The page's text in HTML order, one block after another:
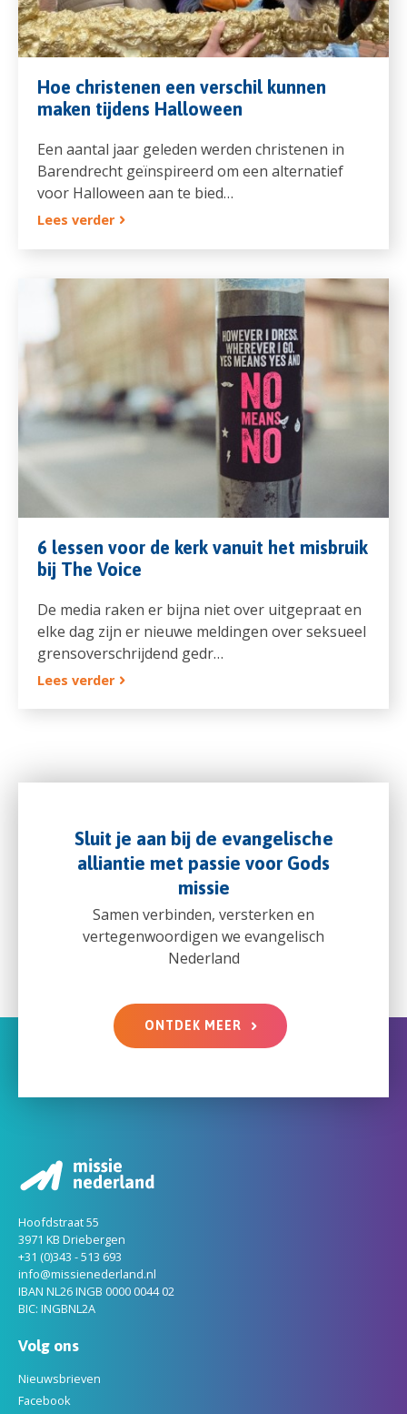
Hoe christenen een verschil kunnen
maken tijdens Halloween
Een aantal jaar geleden werden christenen in
Barendrecht geïnspireerd om een alternatief
voor Halloween aan te bied…
Lees verder
6 lessen voor de kerk vanuit het misbruik
bij The Voice
De media raken er bijna niet over uitgepraat en
elke dag zijn er nieuwe meldingen over seksueel
grensoverschrijdend gedr…
Lees verder
Sluit je aan bij de evangelische
alliantie met passie voor Gods
missie
Samen verbinden, versterken en
vertegenwoordigen we evangelisch
Nederland
ONTDEK MEER
Hoofdstraat 55
3971 KB Driebergen
+31 (0)343 - 513 693
info@missienederland.nl
IBAN NL26 INGB 0000 0044 02
BIC: INGBNL2A
Volg ons
Nieuwsbrieven
Facebook